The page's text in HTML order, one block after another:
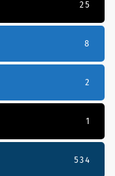
25
8
2
1
534